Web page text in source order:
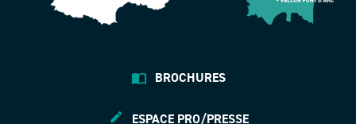
BROCHURES
ESPACE PRO/PRESSE